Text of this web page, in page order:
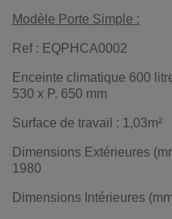
Modèle Porte Simple :
Ref : EQPHCA0002
Enceinte climatique 600
530 x P. 650 mm
Surface de travail : 1,03m²
Dimensions Extérieures
1980
Dimensions Intérieures